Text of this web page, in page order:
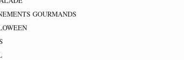
GOURMANDS